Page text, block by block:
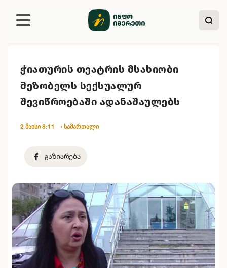
ჭიათურის თეატრის მსახიობი
მეზობელს სექსუალურ
შევიწროებაში ადანაშაულებს
2 მაისი 8:11 • სამართალი